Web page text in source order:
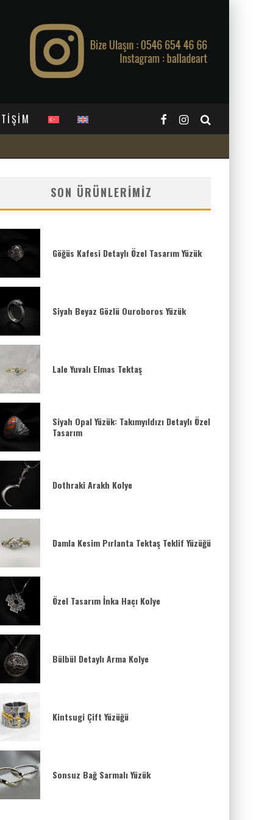
SON ÜRÜNLERIMIZ
Göğüs Kafesi Detaylı Özel Tasarım Yüzük
Siyah Beyaz Gözlü Ouroboros Yüzük
Lale Yuvalı Elmas Tektaş
Siyah Opal Yüzük: Takımyıldızı Detaylı Özel
Tasarım
Dothraki Arakh Kolye
Damla Kesim Pırlanta Tektaş Teklif Yüzüğü
Özel Tasarım İnka Haçı Kolye
Bülbül Detaylı Arma Kolye
Kintsugi Çift Yüzüğü
Sonsuz Bağ Sarmalı Yüzük